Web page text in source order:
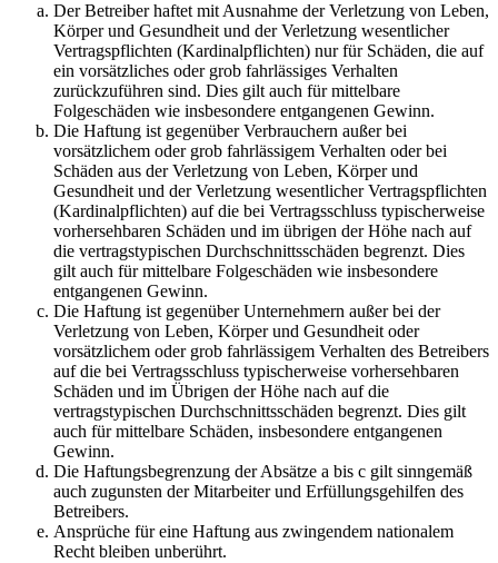
Der Betreiber haftet mit Ausnahme der Verletzung von Leben,
Körper und Gesundheit und der Verletzung wesentlicher
Vertragspflichten (Kardinalpflichten) nur für Schäden, die auf
ein vorsätzliches oder grob fahrlässiges Verhalten
zurückzuführen sind. Dies gilt auch für mittelbare
Folgeschäden wie insbesondere entgangenen Gewinn.
Die Haftung ist gegenüber Verbrauchern außer bei
vorsätzlichem oder grob fahrlässigem Verhalten oder bei
Schäden aus der Verletzung von Leben, Körper und
Gesundheit und der Verletzung wesentlicher Vertragspflichten
(Kardinalpflichten) auf die bei Vertragsschluss typischerweise
vorhersehbaren Schäden und im übrigen der Höhe nach auf
die vertragstypischen Durchschnittsschäden begrenzt. Dies
gilt auch für mittelbare Folgeschäden wie insbesondere
entgangenen Gewinn.
Die Haftung ist gegenüber Unternehmern außer bei der
Verletzung von Leben, Körper und Gesundheit oder
vorsätzlichem oder grob fahrlässigem Verhalten des Betreibers
auf die bei Vertragsschluss typischerweise vorhersehbaren
Schäden und im Übrigen der Höhe nach auf die
vertragstypischen Durchschnittsschäden begrenzt. Dies gilt
auch für mittelbare Schäden, insbesondere entgangenen
Gewinn.
Die Haftungsbegrenzung der Absätze a bis c gilt sinngemäß
auch zugunsten der Mitarbeiter und Erfüllungsgehilfen des
Betreibers.
Ansprüche für eine Haftung aus zwingendem nationalem
Recht bleiben unberührt.